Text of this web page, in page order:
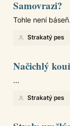
Samovrazi?
Tohle není
Strakatý pes
Načichlý
...
Strakatý pes